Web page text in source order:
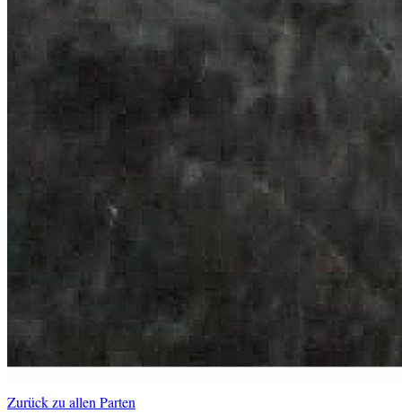
Zurück zu allen Parten